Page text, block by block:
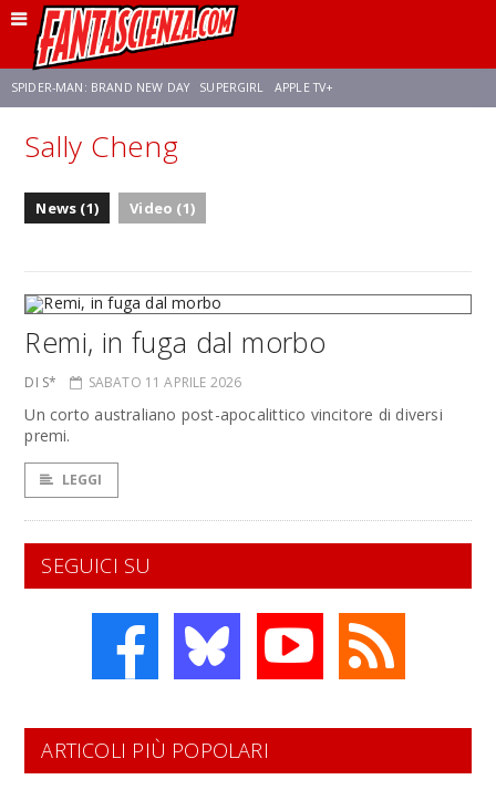
SPIDER-MAN: BRAND NEW DAY SUPERGIRL APPLE TV+
FRANCO RICCIARDIELLO ZENDAYA
Sally Cheng
News (1) Video (1)
Remi, in fuga dal morbo
DI S* SABATO 11 APRILE 2026
Un corto australiano post-apocalittico vincitore di diversi
premi.
LEGGI
SEGUICI SU
ARTICOLI PIÙ POPOLARI